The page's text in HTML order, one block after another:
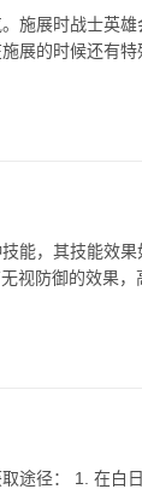
施展时战士英
展的时候还有
能，其技能效
视防御的效果
途径： 1. 在白